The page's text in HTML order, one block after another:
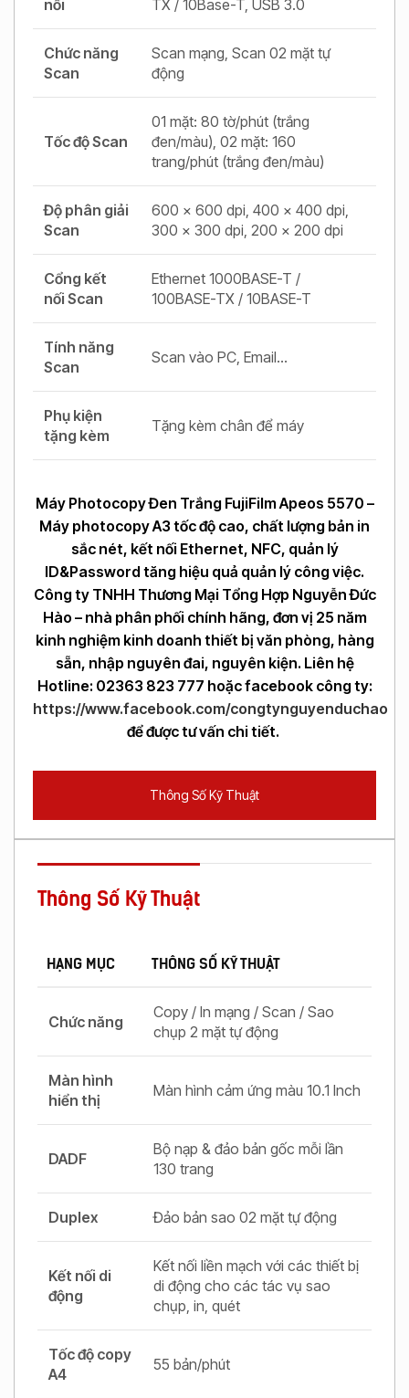
Thông Số Kỹ Thuật
nối TX / 10Base-T, USB 3.0
Chức năng
Scan
Scan mạng, Scan 02 mặt tự
động
Tốc độ Scan
01 mặt: 80 tờ/phút (trắng
đen/màu), 02 mặt: 160
trang/phút (trắng đen/màu)
Độ phân giải
Scan
600 x 600 dpi, 400 x 400 dpi,
300 x 300 dpi, 200 x 200 dpi
Cổng kết
nối Scan
Ethernet 1000BASE-T /
100BASE-TX / 10BASE-T
Tính năng
Scan
Scan vào PC, Email…
Phụ kiện
tặng kèm
Tặng kèm chân để máy
Máy Photocopy Đen Trắng FujiFilm Apeos 5570 –
Máy photocopy A3 tốc độ cao, chất lượng bản in
sắc nét, kết nối Ethernet, NFC, quản lý
ID&Password tăng hiệu quả quản lý công việc.
Công ty TNHH Thương Mại Tổng Hợp Nguyễn Đức
Hào – nhà phân phối chính hãng, đơn vị 25 năm
kinh nghiệm kinh doanh thiết bị văn phòng, hàng
sẵn, nhập nguyên đai, nguyên kiện. Liên hệ
Hotline: 02363 823 777 hoặc facebook công ty:
https://www.facebook.com/congtynguyenduchao
để được tư vấn chi tiết.
Thông Số Kỹ Thuật
HẠNG MỤC THÔNG SỐ KỸ THUẬT
Chức năng
Copy / In mạng / Scan / Sao
chụp 2 mặt tự động
Màn hình
hiển thị
Màn hình cảm ứng màu 10.1 Inch
DADF
Bộ nạp & đảo bản gốc mỗi lần
130 trang
Duplex Đảo bản sao 02 mặt tự động
Kết nối di
động
Kết nối liền mạch với các thiết bị
di động cho các tác vụ sao
chụp, in, quét
Tốc độ copy
A4
55 bản/phút